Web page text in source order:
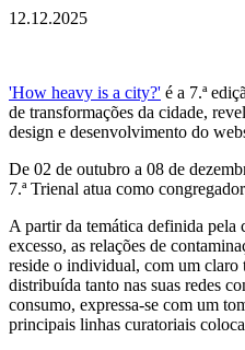
12.12.2025
'How heavy is a city?' é a 7.ª
de transformações da cidade,
design e desenvolvimento do
De 02 de outubro a 08 de
7.ª Trienal atua como
A partir da temática definida pela
excesso, as relações de
reside o individual, com um claro
distribuída tanto nas suas redes
consumo, expressa-se com um
principais linhas curatoriais